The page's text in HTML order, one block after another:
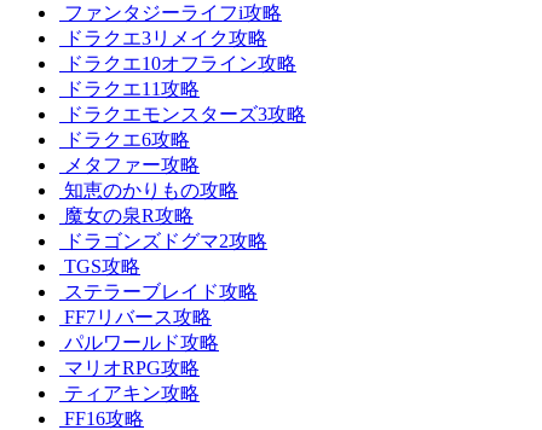
ファンタジーライフi攻略
ドラクエ3リメイク攻略
ドラクエ10オフライン攻略
ドラクエ11攻略
ドラクエモンスターズ3攻略
ドラクエ6攻略
メタファー攻略
知恵のかりもの攻略
魔女の泉R攻略
ドラゴンズドグマ2攻略
TGS攻略
ステラーブレイド攻略
FF7リバース攻略
パルワールド攻略
マリオRPG攻略
ティアキン攻略
FF16攻略